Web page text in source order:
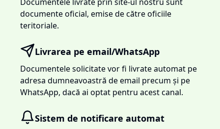
documente oficial, emise de către oficiile
teritoriale.
Livrarea pe email/WhatsApp
Documentele solicitate vor fi livrate automat pe
adresa dumneavoastră de email precum și pe
WhatsApp, dacă ai optat pentru acest canal.
Sistem de notificare automat